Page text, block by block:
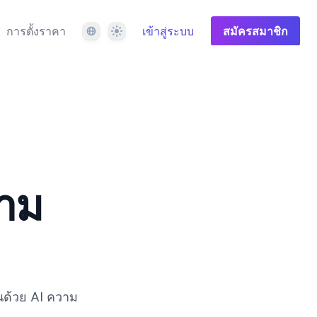
การตั้งราคา ภาษา ธีม เข้าสู่ระบบ สมัครสมาชิก
ม
วย AI ความ